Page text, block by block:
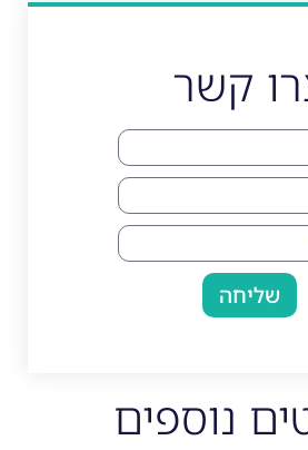
קשר
שליחה
נוספים